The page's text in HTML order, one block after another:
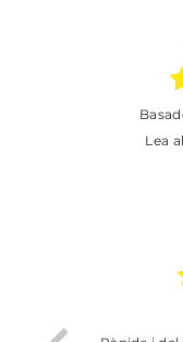
Lea algunas de las opiniones